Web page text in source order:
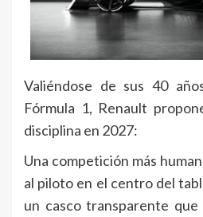
Valiéndose de sus 40
Fórmula 1, Renault
disciplina en 2027:
Una competición más
al piloto en el centro del
un casco transparente